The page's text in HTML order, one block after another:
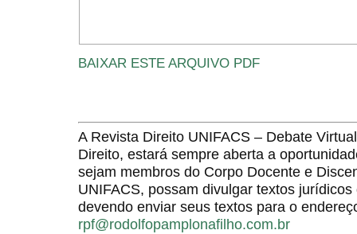
BAIXAR ESTE ARQUIVO PDF
A Revista Direito UNIFACS – Debate
Direito, estará sempre aberta a
sejam membros do Corpo Docente e
UNIFACS, possam divulgar textos
devendo enviar seus textos para o
rpf@rodolfopamplonafilho.com.br